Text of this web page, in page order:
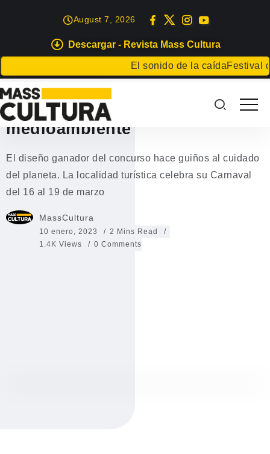
Descargar - Revista Mass Cultura
El sonido de la caídaFestival de
August 7, 2026
EVENTOS
Playa Blanca pone cara a su
Carnaval 2023 alegórico al
medioambiente
El diseño ganador del concurso hace guiños al cuidado
del planeta. La localidad turística celebra su Carnaval
del 16 al 19 de marzo
MassCultura
10 enero, 2023
2 Mins Read
1.4K Views
0 Comments